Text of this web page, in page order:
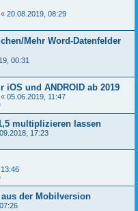
« 20.08.2019, 08:29
Mehr Word-Datenfelder
00:31
und ANDROID ab 2019
« 05.06.2019, 11:47
multiplizieren lassen
17:23
der Mobilversion